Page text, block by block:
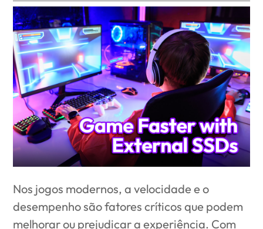
Nos jogos modernos, a velocidade e o
desempenho são fatores críticos que podem
melhorar ou prejudicar a experiência. Com